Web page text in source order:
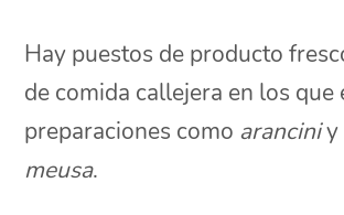
Hay puestos de producto
de comida callejera en los que
preparaciones como aranciniy
meusa.